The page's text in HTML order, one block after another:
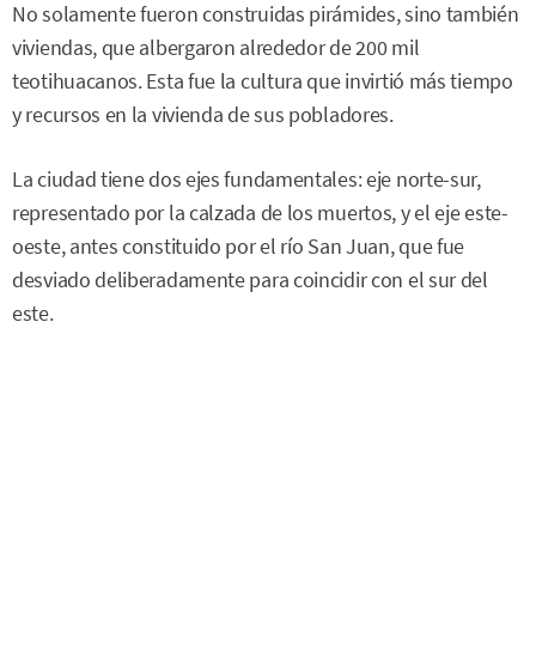
No solamente fueron construidas pirámides, sino también
viviendas, que albergaron alrededor de 200 mil
teotihuacanos. Esta fue la cultura que invirtió más tiempo
y recursos en la vivienda de sus pobladores.
La ciudad tiene dos ejes fundamentales: eje norte-sur,
representado por la calzada de los muertos, y el eje este-
oeste, antes constituido por el río San Juan, que fue
desviado deliberadamente para coincidir con el sur del
este.